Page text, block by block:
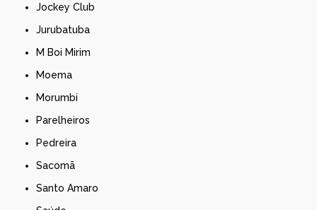
Jockey Club
Jurubatuba
M Boi Mirim
Moema
Morumbi
Parelheiros
Pedreira
Sacomã
Santo Amaro